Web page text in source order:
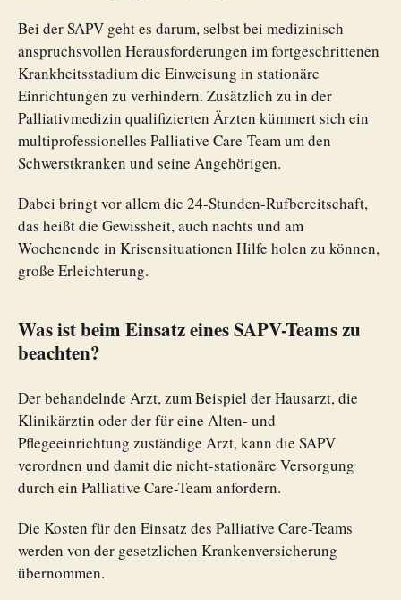
Bei der SAPV geht es darum, selbst bei medizinisch
anspruchsvollen Herausforderungen im fortgeschrittenen
Krankheitsstadium die Einweisung in stationäre
Einrichtungen zu verhindern. Zusätzlich zu in der
Palliativmedizin qualifizierten Ärzten kümmert sich ein
multiprofessionelles Palliative Care-Team um den
Schwerstkranken und seine Angehörigen.
Dabei bringt vor allem die 24-Stunden-Rufbereitschaft,
das heißt die Gewissheit, auch nachts und am
Wochenende in Krisensituationen Hilfe holen zu können,
große Erleichterung.
Was ist beim Einsatz eines SAPV-Teams zu
beachten?
Der behandelnde Arzt, zum Beispiel der Hausarzt, die
Klinikärztin oder der für eine Alten- und
Pflegeeinrichtung zuständige Arzt, kann die SAPV
verordnen und damit die nicht-stationäre Versorgung
durch ein Palliative Care-Team anfordern.
Die Kosten für den Einsatz des Palliative Care-Teams
werden von der gesetzlichen Krankenversicherung
übernommen.